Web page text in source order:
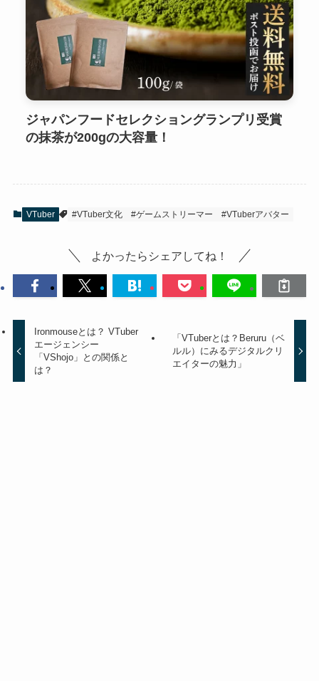
ジャパンフードセレクショングランプリ受賞
の抹茶が200gの大容量！
VTuber #VTuber文化 #ゲームストリーマー #VTuberアバター
よかったらシェアしてね！
Ironmouseとは？ VTuber
エージェンシー
「VShojo」との関係と
は？
「VTuberとは？Beruru（ベ
ルル）にみるデジタルクリ
エイターの魅力」